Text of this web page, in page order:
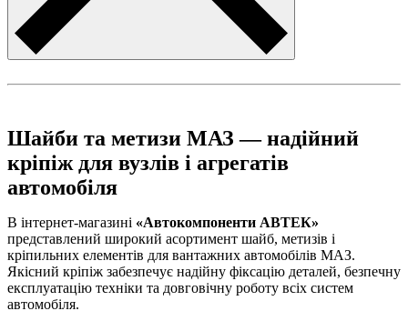
Шайби та метизи МАЗ — надійний
кріпіж для вузлів і агрегатів
автомобіля
В інтернет-магазині «Автокомпоненти АВТЕК»
представлений широкий асортимент шайб, метизів і
кріпильних елементів для вантажних автомобілів МАЗ.
Якісний кріпіж забезпечує надійну фіксацію деталей, безпечну
експлуатацію техніки та довговічну роботу всіх систем
автомобіля.